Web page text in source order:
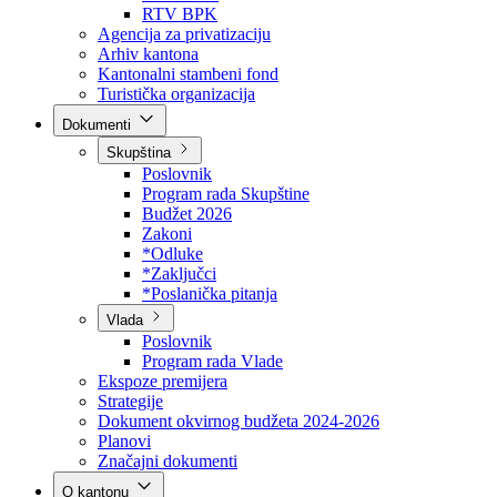
Direkcija za šumarstvo
Javna preduzeća
BPK šume
RTV BPK
Agencija za privatizaciju
Arhiv kantona
Kantonalni stambeni fond
Turistička organizacija
Skupština
Poslovnik
Program rada Skupštine
Budžet 2026
Zakoni
*Odluke
*Zaključci
*Poslanička pitanja
Vlada
Poslovnik
Program rada Vlade
Ekspoze premijera
Strategije
Dokument okvirnog budžeta 2024-2026